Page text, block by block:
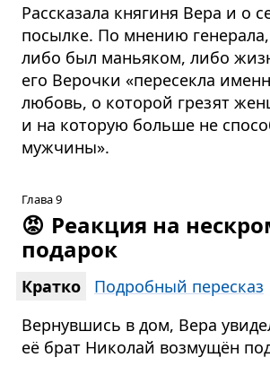
Рассказала княгиня Вера и о
посылке. По мнению генерала,
либо был маньяком, либо
его Верочки «пересекла
любовь, о которой грезят
и на которую больше не
мужчины».
Глава 9
😡 Реакция на
подарок
Кратко
Подробный пересказ
Вернувшись в дом, Вера
её брат Николай возмущён